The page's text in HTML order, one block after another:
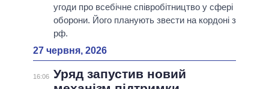
угоди про всебічне співробітництво у сфері
оборони. Його планують звести на кордоні з
рф.
27 червня, 2026
16:06 Уряд запустив новий